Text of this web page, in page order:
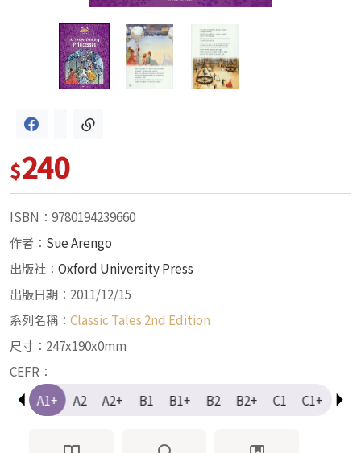
$240
ISBN：9780194239660
作者： Sue Arengo
出版社： Oxford University Press
出版日期：2011/12/15
系列名稱： Classic Tales 2nd Edition
尺寸：247x190x0mm
CEFR：
A1
A1+ A2 A2+ B1 B1+ B2 B2+ C1 C1+ C2